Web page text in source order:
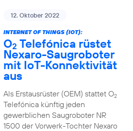
12. Oktober 2022
INTERNET OF THINGS (IOT):
O2 Telefónica rüstet
Nexaro-Saugroboter
mit IoT-Konnektivität
aus
Als Erstausrüster (OEM) stattet O2
Telefónica künftig jeden
gewerblichen Saugroboter NR
1500 der Vorwerk-Tochter Nexaro